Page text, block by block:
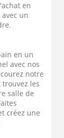
en
un
en un
avec nos
notre
les
salle de
créez une